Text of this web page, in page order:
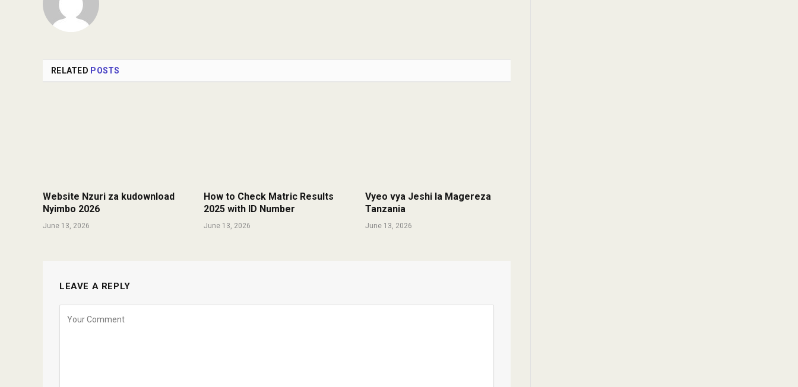
RELATED POSTS
Website Nzuri za kudownload
Nyimbo 2026
June 13, 2026
How to Check Matric Results
2025 with ID Number
June 13, 2026
Vyeo vya Jeshi la Magereza
Tanzania
June 13, 2026
LEAVE A REPLY